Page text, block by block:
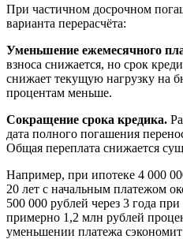
При частичном досрочном
варианта перерасчёта:
Уменьшение ежемесячного
взноса снижается, но срок
снижает текущую нагрузку на
процентам меньше.
Сокращение срока кредика.
дата полного погашения
Общая переплата снижается
Например, при ипотеке 4 000
20 лет с начальным платежом
500 000 рублей через 3 года
примерно 1,2 млн рублей
уменьшении платежа